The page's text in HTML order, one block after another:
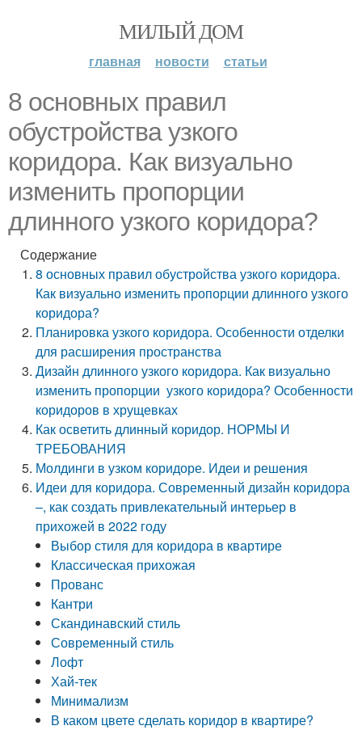
МИЛЫЙ ДОМ
главная новости статьи
8 основных правил
обустройства узкого
коридора. Как визуально
изменить пропорции
длинного узкого коридора?
Содержание
8 основных правил обустройства узкого коридора.
Как визуально изменить пропорции длинного узкого
коридора?
Планировка узкого коридора. Особенности отделки
для расширения пространства
Дизайн длинного узкого коридора. Как визуально
изменить пропорции узкого коридора? Особенности
коридоров в хрущевках
Как осветить длинный коридор. НОРМЫ И
ТРЕБОВАНИЯ
Молдинги в узком коридоре. Идеи и решения
Идеи для коридора. Современный дизайн коридора
–, как создать привлекательный интерьер в
прихожей в 2022 году
Выбор стиля для коридора в квартире
Классическая прихожая
Прованс
Кантри
Скандинавский стиль
Современный стиль
Лофт
Хай-тек
Минимализм
В каком цвете сделать коридор в квартире?